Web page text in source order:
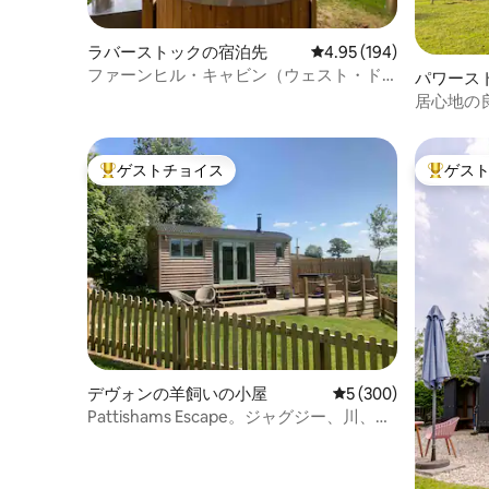
ラバーストックの宿泊先 レビュー194件、5つ星
4.95 (194)
ファーンヒル・キャビン（ウェスト・ド
パワース
屋
居心地の
大好評のゲストチョイスです。
ゲストチョイス
デヴォンの羊飼いの小屋 レビュー300件、5
5 (300)
Pattishams Escape。ジャグジー、川、犬
大好評
ゲス